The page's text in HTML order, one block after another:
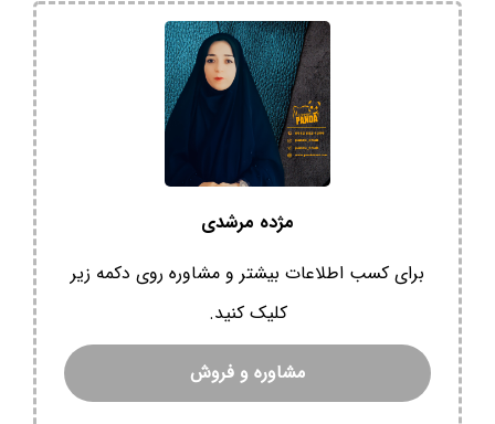
مژده مرشدی
برای کسب اطلاعات بیشتر و مشاوره روی دکمه زیر
کلیک کنید.
مشاوره و فروش